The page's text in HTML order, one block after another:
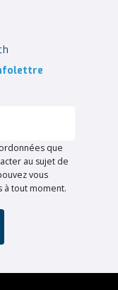
que
au sujet de
vous
à tout moment.